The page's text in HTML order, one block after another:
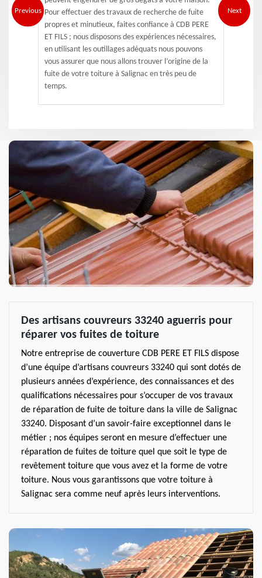
Previous Pour effectuer des travaux de recherche de fuite
propres et minutieux, faites confiance à CDB PERE
ET FILS ; nous disposons des expériences nécessaires,
en utilisant les outillages adéquats nous pouvons
vous assurer que nous allons trouver l’origine de la
fuite de votre toiture à Salignac en très peu de
temps.
Next
Des artisans couvreurs 33240 aguerris pour
réparer vos fuites de toiture
Notre entreprise de couverture CDB PERE ET FILS dispose
d’une équipe d’artisans couvreurs 33240 qui sont dotés de
plusieurs années d’expérience, des connaissances et des
qualifications nécessaires pour s’occuper de vos travaux
de réparation de fuite de toiture dans la ville de Salignac
33240. Disposant d’un savoir-faire exceptionnel dans le
métier ; nos équipes seront en mesure d’effectuer une
réparation de fuites de toiture quel que soit le type de
revêtement toiture que vous avez et la forme de votre
toiture. Nous vous garantissons que votre toiture à
Salignac sera comme neuf après leurs interventions.